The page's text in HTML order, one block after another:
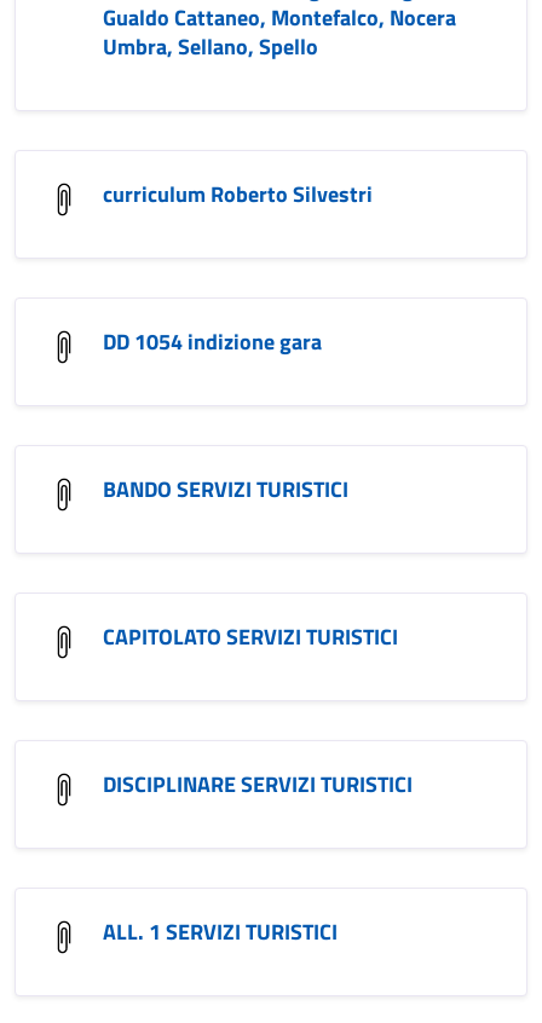
Gualdo Cattaneo, Montefalco, Nocera
Umbra, Sellano, Spello
curriculum Roberto Silvestri
DD 1054 indizione gara
BANDO SERVIZI TURISTICI
CAPITOLATO SERVIZI TURISTICI
DISCIPLINARE SERVIZI TURISTICI
ALL. 1 SERVIZI TURISTICI